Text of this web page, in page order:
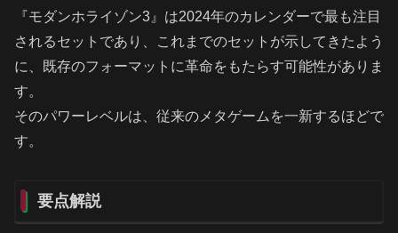
『モダンホライゾン3』は2024年のカレンダーで最も注目
されるセットであり、これまでのセットが示してきたよう
に、既存のフォーマットに革命をもたらす可能性がありま
す。
そのパワーレベルは、従来のメタゲームを一新するほどで
す。
要点解説